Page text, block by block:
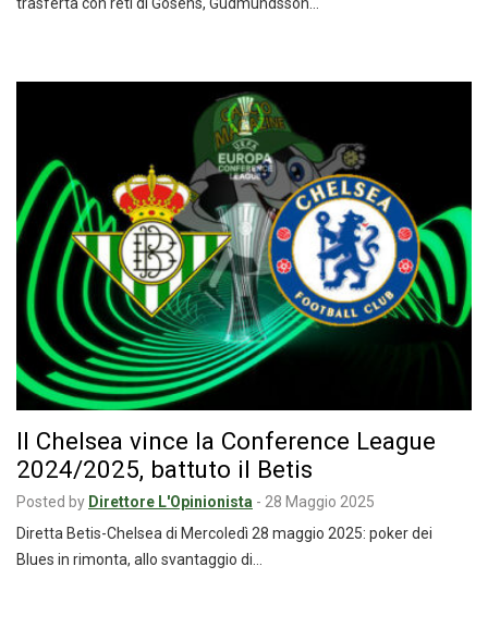
trasferta con reti di Gosens, Gudmundsson…
Il Chelsea vince la Conference League
2024/2025, battuto il Betis
Posted by Direttore L'Opinionista - 28 Maggio 2025
Diretta Betis-Chelsea di Mercoledì 28 maggio 2025: poker dei
Blues in rimonta, allo svantaggio di…